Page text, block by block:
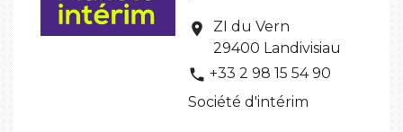
location_on
ZI du Vern
29400 Landivisiau
phone +33 2 98 15 54 90
Société d'intérim